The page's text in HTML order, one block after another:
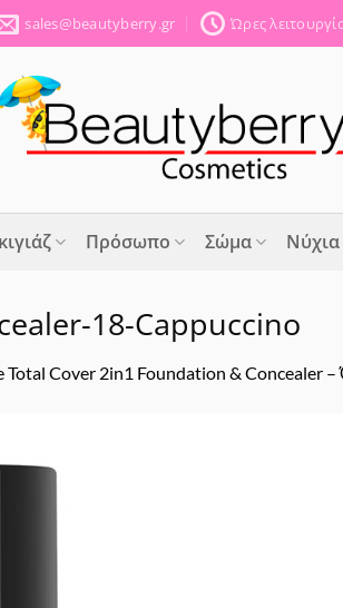
sales@beautyberry.gr Ώρες
Πρόσωπο Σώμα Νύχια
18-Cappuccino
Total Cover 2in1 Foundation & Concealer